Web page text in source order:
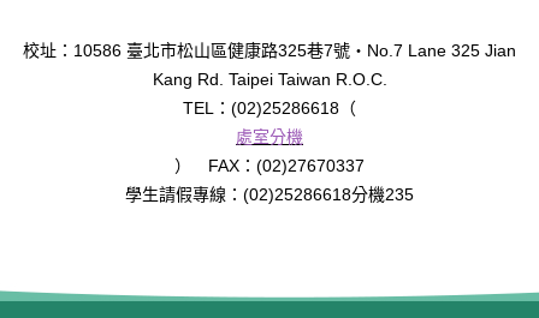
校址：10586 臺北市松山區健康路325巷7號‧No.7 Lane 325 Jian
Kang Rd. Taipei Taiwan R.O.C.
TEL：(02)25286618（
處室分機
） FAX：(02)27670337
學生請假專線：(02)25286618分機235